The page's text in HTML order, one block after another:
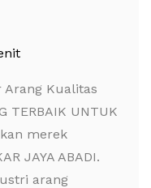
Arang Kualitas
TERBAIK UNTUK
merek
JAYA ABADI.
arang